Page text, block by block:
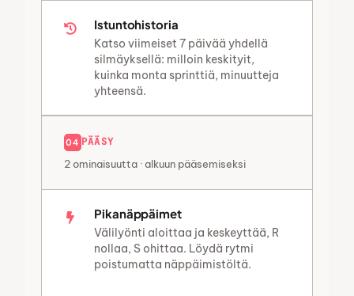
Istuntohistoria
Katso viimeiset 7 päivää yhdellä
silmäyksellä: milloin keskityit,
kuinka monta sprinttiä, minuutteja
yhteensä.
04 PÄÄSY
2 ominaisuutta · alkuun pääsemiseksi
Pikanäppäimet
Välilyönti aloittaa ja keskeyttää, R
nollaa, S ohittaa. Löydä rytmi
poistumatta näppäimistöltä.